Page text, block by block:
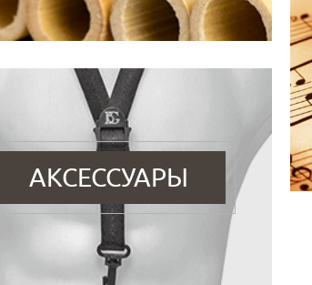
АКСЕССУАРЫ